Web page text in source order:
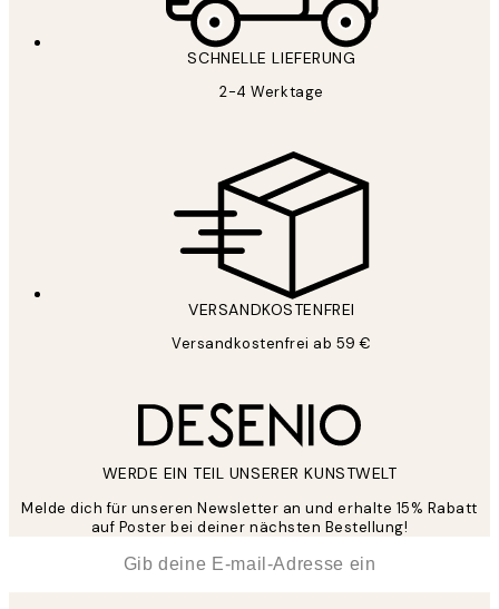
SCHNELLE LIEFERUNG
2-4 Werktage
VERSANDKOSTENFREI
Versandkostenfrei ab 59 €
WERDE EIN TEIL UNSERER KUNSTWELT
Melde dich für unseren Newsletter an und erhalte 15% Rabatt
auf Poster bei deiner nächsten Bestellung!